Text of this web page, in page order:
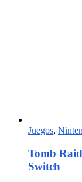
Juegos,
Tomb
Switch